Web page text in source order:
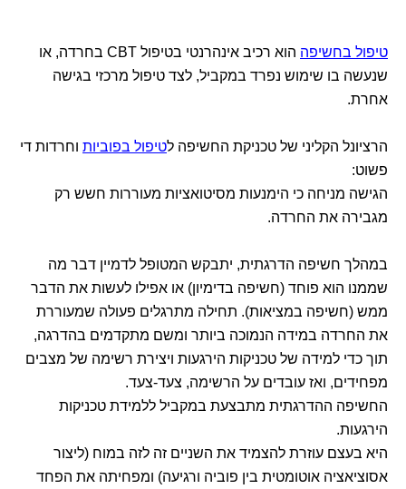
טיפול בחשיפה
הוא רכיב אינהרנטי בטיפול CBT בחרדה, או
שנעשה בו שימוש נפרד במקביל, לצד טיפול מרכזי בגישה
אחרת.
הרציונל הקליני של טכניקת החשיפה לטיפול בפוביות וחרדות די
פשוט:
הגישה מניחה כי הימנעות מסיטואציות מעוררות חשש רק
מגבירה את החרדה.
במהלך חשיפה הדרגתית, יתבקש המטופל לדמיין דבר מה
שממנו הוא פוחד (חשיפה בדימיון) או אפילו לעשות את הדבר
ממש (חשיפה במציאות). תחילה מתרגלים פעולה שמעוררת
את החרדה במידה הנמוכה ביותר ומשם מתקדמים בהדרגה,
תוך כדי למידה של טכניקות הירגעות ויצירת רשימה של מצבים
מפחידים, ואז עובדים על הרשימה, צעד-צעד.
החשיפה ההדרגתית מתבצעת במקביל ללמידת טכניקות
הירגעות.
היא בעצם עוזרת להצמיד את השניים זה לזה במוח (ליצור
אסוציאציה אוטומטית בין פוביה ורגיעה) ומפחיתה את הפחד